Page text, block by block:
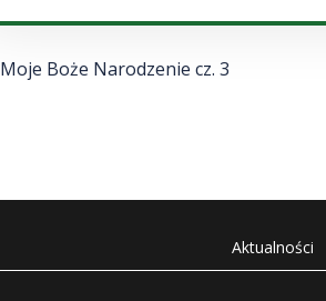
Moje Boże Narodzenie cz. 3
Aktualności